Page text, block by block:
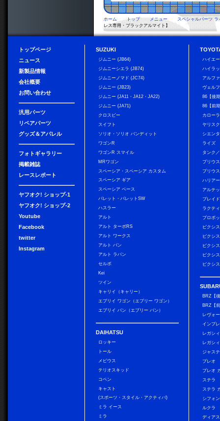
ホーム トップ メニュー
スペシャルパーツ ラ
レス専用・ブラックアルマイト】
トップページ
ニュース
新製品情報
会社概要
お問い合わせ
汎用パーツ
リペアパーツ
グッズ＆アパレル
フォトギャラリー
掲載雑誌
レースレポート
ヤフオク! ショップ-1
ヤフオク! ショップ-2
Youtube
Facebook
twitter
Instagram
SUZUKI
ジムニー (JB64)
ジムニーシエラ (JB74)
ジムニーノマド (JC74)
ジムニー (JB23)
ジムニー (JA11・JA12・JA22)
ジムニー (JA71)
クロスビー
スイフト
ソリオ・ソリオ バンディット
ワゴンR
ワゴンR スマイル
MRワゴン
スペーシア・スペーシア カスタム
スペーシア ギア
スペーシア ベース
パレット・パレットSW
ハスラー
アルト
アルト ターボRS
アルト ワークス
アルト バン
アルト ラパン
セルボ
Kei
ツイン
キャリイ（キャリー）
エブリイ ワゴン（エブリー ワゴン）
エブリイ バン（エブリー バン）
DAIHATSU
ロッキー
トール
メビウス
テリオスキッド
コペン
キャスト
(スポーツ・スタイル・アクティバ)
ミラ イース
ミラ
ハイエ
ハイラ
アルフ
ヴェル
86【後
86【前
カロー
ヤリス
シエンタ
ライズ
タンク
プリウス
プリウ
ハリアー
アルテ
ブレイド
ラクテ
プロボ
ピクシ
ピクシ
ピクシ
ピクシ
ピクシ
BRZ【
BRZ【
レヴォ
インプ
レガシ
レガシ
ジャス
プレオ
プレオ
ステラ
ステラ
シフォ
ルクラ
ディア